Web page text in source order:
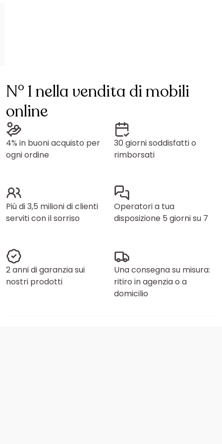
N° 1 nella vendita di mobili
online
4% in buoni acquisto per
ogni ordine
30 giorni soddisfatti o
rimborsati
Più di 3,5 milioni di clienti
serviti con il sorriso
Operatori a tua
disposizione 5 giorni su 7
2 anni di garanzia sui
nostri prodotti
Una consegna su misura:
ritiro in agenzia o a
domicilio